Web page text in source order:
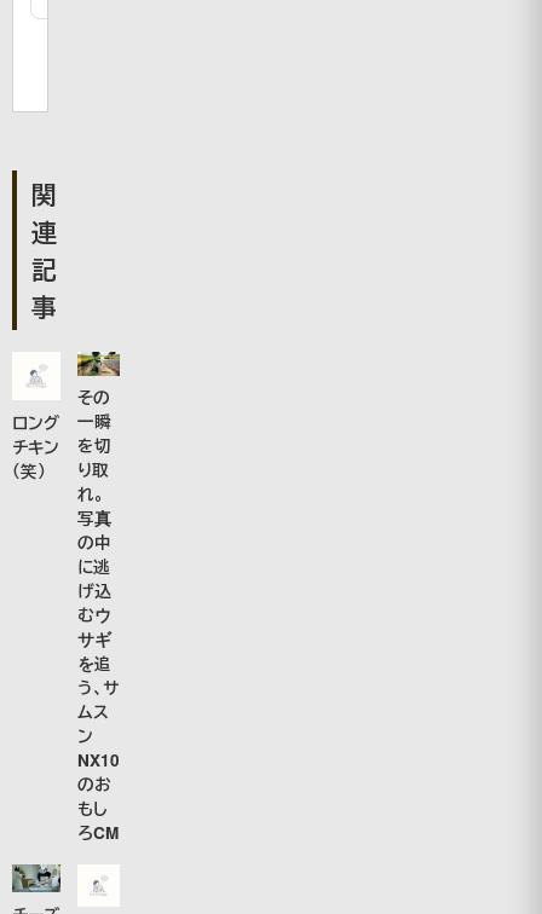
関
連
記
事
ロング
チキン
（笑）
その
一瞬
を切
り取
れ。
写真
の中
に逃
げ込
むウ
サギ
を追
う、サ
ムス
ン
NX10
のお
もし
ろCM